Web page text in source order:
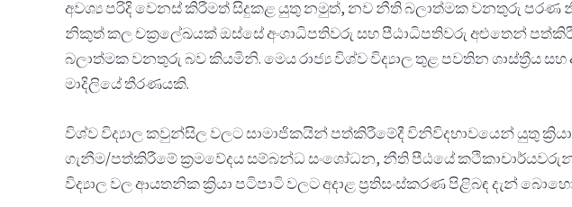
අවශ්‍ය පරිදි වෙනස් කිරීමත් සිදුකළ යුතු නමුත්, නව නීති බලාත්මක වනතුරු පරණ
නිකුත් කල චක්‍රලේඛයක් ඔස්සේ අංශාධිපතිවරු සහ පීඨාධිපතිවරු අළුතෙන්
බලාත්මක වනතුරු බව කියමිනි. මෙය රාජ්‍ය විශ්ව විද්‍යාල තුළ පවතින
මාදිලියේ තීරණයකි.
විශ්ව විද්‍යාල කවුන්සිල වලට සාමාජිකයින් පත්කිරීමේදී විනිවිදභාවයෙන් යුතු
ගැනීම/පත්කිරීමේ ක්‍රමවේදය සම්බන්ධ සංශෝධන, නීති පීඨයේ
විද්‍යාල වල ආයතනික ක්‍රියා පටිපාටි වලට අදාළ ප්‍රතිසංස්කරණ පිළිබඳ දැන්